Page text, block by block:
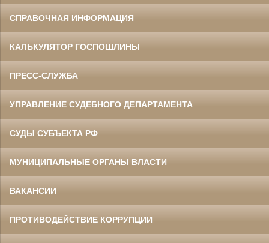
СПРАВОЧНАЯ ИНФОРМАЦИЯ
КАЛЬКУЛЯТОР ГОСПОШЛИНЫ
ПРЕСС-СЛУЖБА
УПРАВЛЕНИЕ СУДЕБНОГО ДЕПАРТАМЕНТА
СУДЫ СУБЪЕКТА РФ
МУНИЦИПАЛЬНЫЕ ОРГАНЫ ВЛАСТИ
ВАКАНСИИ
ПРОТИВОДЕЙСТВИЕ КОРРУПЦИИ